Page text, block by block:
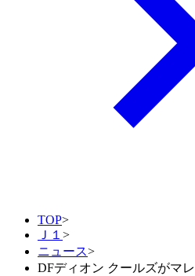
TOP>
Ｊ１ >
ニュース>
DFディオン クールズがマ